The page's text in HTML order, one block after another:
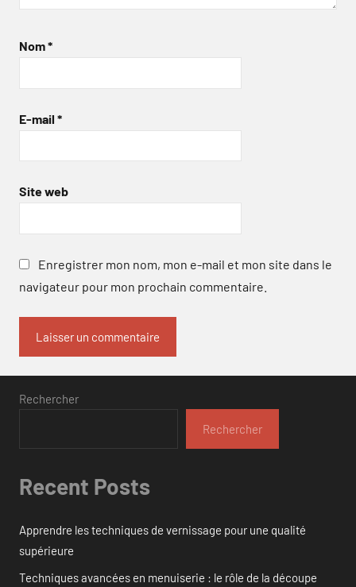
Nom*
E-mail *
Site web
Enregistrer mon nom, mon e-mail et mon site dans le
navigateur pour mon prochain commentaire.
Rechercher
Rechercher
Recent Posts
Apprendre les techniques de vernissage pour une qualité
supérieure
Techniques avancées en menuiserie : le rôle de la découpe